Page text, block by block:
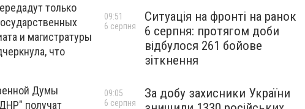
только
и магистратуры
что
Думы
получат
Ситуація на фронті на ранок
6 серпня: протягом доби
відбулося 261 бойове
зіткнення
09:51
6 серпня
За добу захисники України
09:05
6 серпня